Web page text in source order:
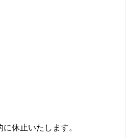
休止いたします。